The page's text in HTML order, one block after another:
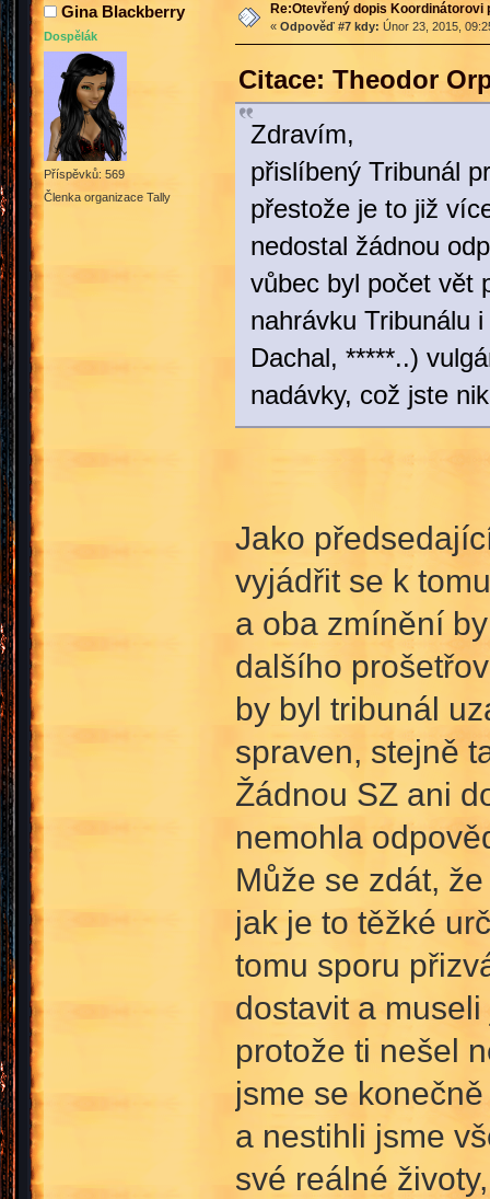
Gina Blackberry
Dospělák
Příspěvků: 569
Členka organizace Tally
Re:Otevřený dopis Koordinátorovi
« Odpověď #7 kdy: Únor 23, 2015,
Citace: Theodor
Zdravím,
přislíbený Tribunál
přestože je to již
nedostal žádnou
vůbec byl počet vět
nahrávku Tribunálu
Dachal, *****..)
nadávky, což jste
Jako
vyjádřit se k
a oba zmínění
dalšího
by byl tribunál
spraven, stejně
Žádnou SZ ani
nemohla
Může se zdát,
jak je to těžké
tomu sporu
dostavit a
protože ti nešel
jsme se
a nestihli jsme
své reálné